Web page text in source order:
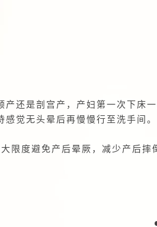
产还是剖宫产，产妇第一次下床
感觉无头晕后再慢慢行至洗手间。
限度避免产后晕厥，减少产后